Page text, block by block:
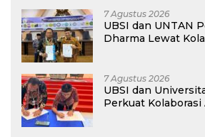
7 Agustus 2026
UBSI dan UNTAN
Dharma Lewat
7 Agustus 2026
UBSI dan
Perkuat